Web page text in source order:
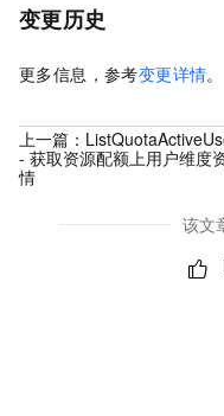
变更历史
更多信息，参考变更详情。
上一篇：
- 获取资源配额上用户维度
情
该文